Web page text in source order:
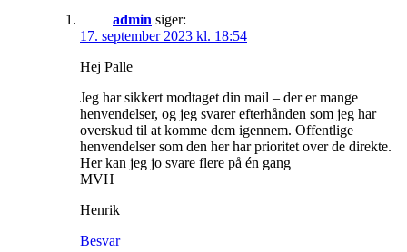
admin siger:
17. september 2023 kl. 18:54
Hej Palle
Jeg har sikkert modtaget din mail – der er mange
henvendelser, og jeg svarer efterhånden som jeg har
overskud til at komme dem igennem. Offentlige
henvendelser som den her har prioritet over de direkte.
Her kan jeg jo svare flere på én gang
MVH
Henrik
Besvar